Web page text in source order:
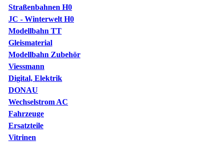
Straßenbahnen H0
JC - Winterwelt H0
Modellbahn TT
Gleismaterial
Modellbahn Zubehör
Viessmann
Digital, Elektrik
DONAU
Wechselstrom AC
Fahrzeuge
Ersatzteile
Vitrinen